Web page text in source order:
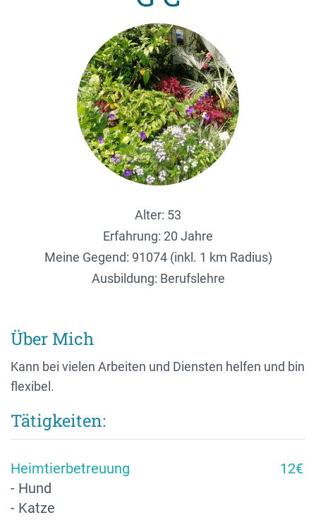
Alter: 53
Erfahrung: 20 Jahre
Meine Gegend: 91074 (inkl. 1 km Radius)
Ausbildung: Berufslehre
Über Mich
Kann bei vielen Arbeiten und Diensten helfen und bin
flexibel.
Tätigkeiten:
Heimtierbetreuung
- Hund
- Katze
12€